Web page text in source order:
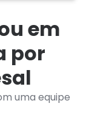
em
por
uma equipe